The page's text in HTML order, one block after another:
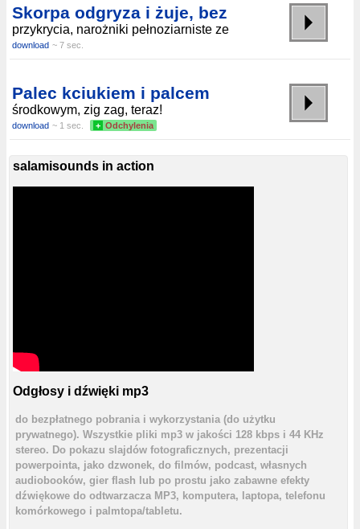
Skorpa odgryza i żuje, bez
przykrycia, narożniki pełnoziarniste ze
download ~ 7 sec.
Palec kciukiem i palcem
środkowym, zig zag, teraz!
download ~ 1 sec. + Odchylenia
salamisounds in action
Odgłosy i dźwięki mp3
do bezpłatnego pobrania i wykorzystania (do użytku
prywatnego). Wszystkie pliki mp3 w jakości 128 kbps i 44 KHz
stereo. Do pokazu slajdów fotograficznych, prezentacji
powerpointa, jako dzwonek, do filmów, podcast, własnych
audiobooków, gier flash lub po prostu jako zabawne efekty
dźwiękowe do odtwarzacza MP3, komputera, laptopa, telefonu
komórkowego i palmtopa/tabletu.